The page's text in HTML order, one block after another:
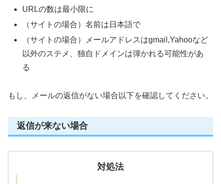
URLの数は最小限に
（サイトの場合）名前は日本語で
（サイトの場合）メールアドレスはgmail,Yahooなど
以外のステメ、独自ドメインは弾かれる可能性があ
る
もし、メールの返信がない場合以下を確認してください。
返信が来ない場合
対処法